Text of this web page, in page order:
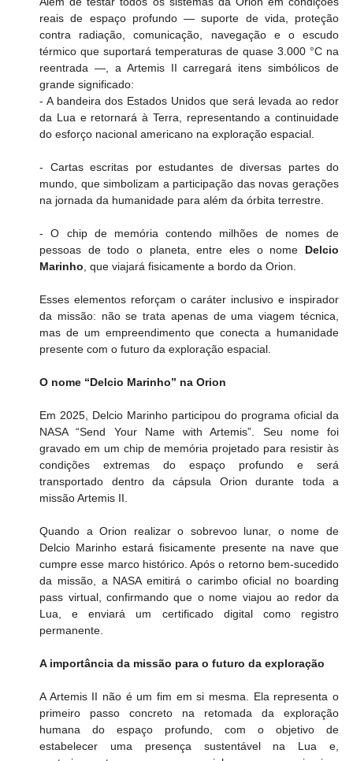
reais de espaço profundo — suporte de vida, proteção
contra radiação, comunicação, navegação e o escudo
térmico que suportará temperaturas de quase 3.000 °C na
reentrada —, a Artemis II carregará itens simbólicos de
grande significado:
- A bandeira dos Estados Unidos que será levada ao redor
da Lua e retornará à Terra, representando a continuidade
do esforço nacional americano na exploração espacial.
- Cartas escritas por estudantes de diversas partes do
mundo, que simbolizam a participação das novas gerações
na jornada da humanidade para além da órbita terrestre.
- O chip de memória contendo milhões de nomes de
pessoas de todo o planeta, entre eles o nome Delcio
Marinho, que viajará fisicamente a bordo da Orion.
Esses elementos reforçam o caráter inclusivo e inspirador
da missão: não se trata apenas de uma viagem técnica,
mas de um empreendimento que conecta a humanidade
presente com o futuro da exploração espacial.
O nome “Delcio Marinho” na Orion
Em 2025, Delcio Marinho participou do programa oficial da
NASA “Send Your Name with Artemis”. Seu nome foi
gravado em um chip de memória projetado para resistir às
condições extremas do espaço profundo e será
transportado dentro da cápsula Orion durante toda a
missão Artemis II.
Quando a Orion realizar o sobrevoo lunar, o nome de
Delcio Marinho estará fisicamente presente na nave que
cumpre esse marco histórico. Após o retorno bem-sucedido
da missão, a NASA emitirá o carimbo oficial no boarding
pass virtual, confirmando que o nome viajou ao redor da
Lua, e enviará um certificado digital como registro
permanente.
A importância da missão para o futuro da exploração
A Artemis II não é um fim em si mesma. Ela representa o
primeiro passo concreto na retomada da exploração
humana do espaço profundo, com o objetivo de
estabelecer uma presença sustentável na Lua e,